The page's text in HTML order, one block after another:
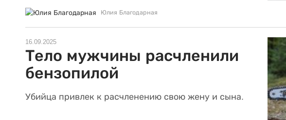
Юлия Благодарная
16.09.2025
Тело мужчины расчленили
бензопилой
Убийца привлек к расчленению свою жену и сына.